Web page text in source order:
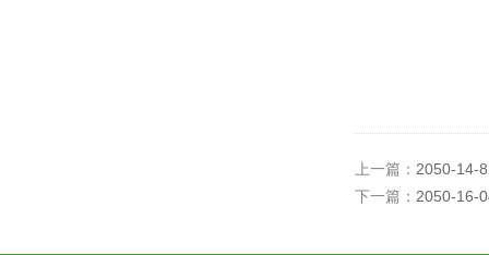
上一篇： 2050-14-
下一篇： 2050-16-